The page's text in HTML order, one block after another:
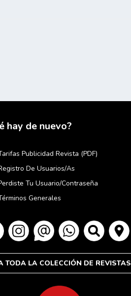
hay de nuevo?
Publicidad Revista (PDF)
De Usuarios/as
Tu Usuario/contraseña
Generales
TODA LA COLECCIÓN DE REVISTAS